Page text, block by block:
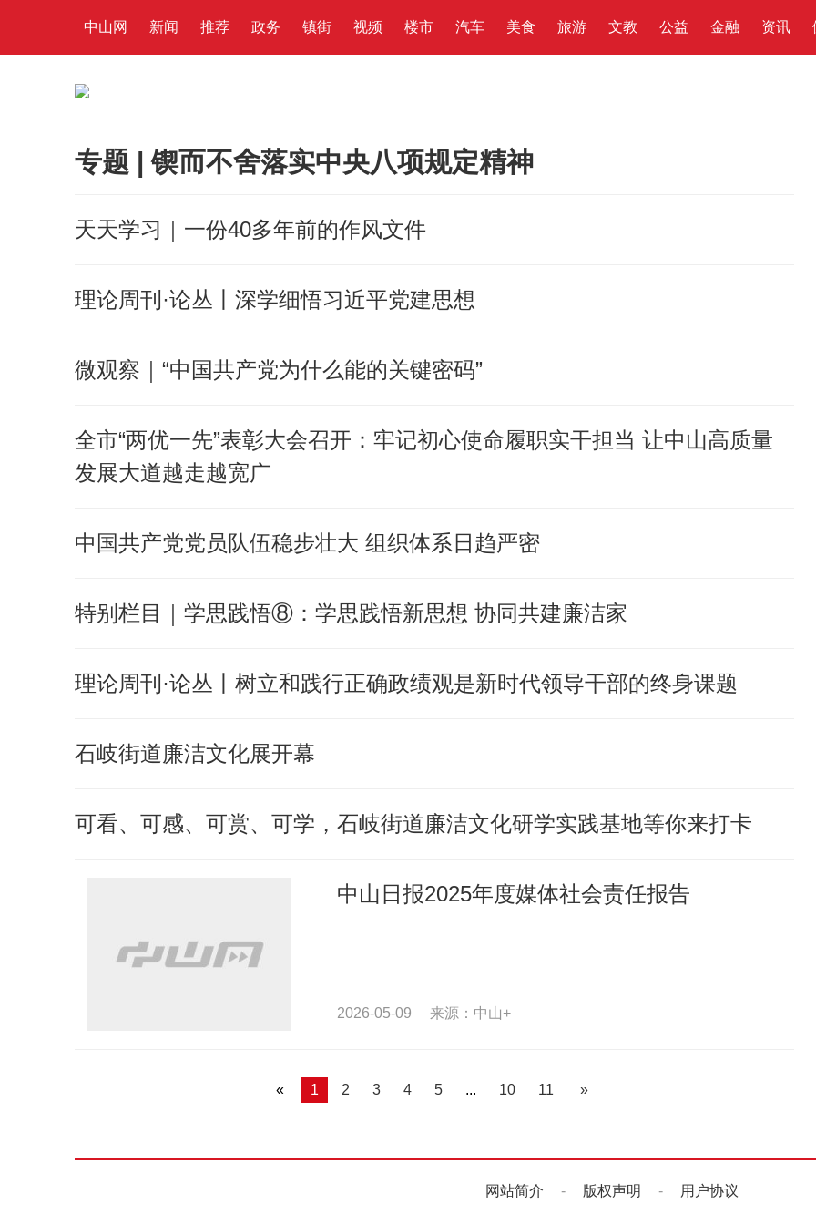
中山网 新闻 推荐 政务 镇街 视频 楼市 汽车 美食 旅游 文教 公益 金融 资讯
专题 | 锲而不舍落实中央八项规定精神
天天学习｜一份40多年前的作风文件
理论周刊·论丛丨深学细悟习近平党建思想
微观察｜“中国共产党为什么能的关键密码”
全市“两优一先”表彰大会召开：牢记初心使命履职实干担当 让中山高质量
发展大道越走越宽广
中国共产党党员队伍稳步壮大 组织体系日趋严密
特别栏目｜学思践悟⑧：学思践悟新思想 协同共建廉洁家
理论周刊·论丛丨树立和践行正确政绩观是新时代领导干部的终身课题
石岐街道廉洁文化展开幕
可看、可感、可赏、可学，石岐街道廉洁文化研学实践基地等你来打卡
中山日报2025年度媒体社会责任报告
2026-05-09 来源：中山+
« 1 2 3 4 5 ... 10 11 »
网站简介 - 版权声明 - 用户协议